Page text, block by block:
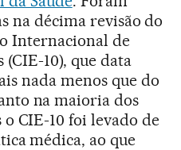
na décima revisão do
Internacional de
(CIE-10), que data
nada menos que do
na maioria dos
CIE-10 foi levado de
médica, ao que